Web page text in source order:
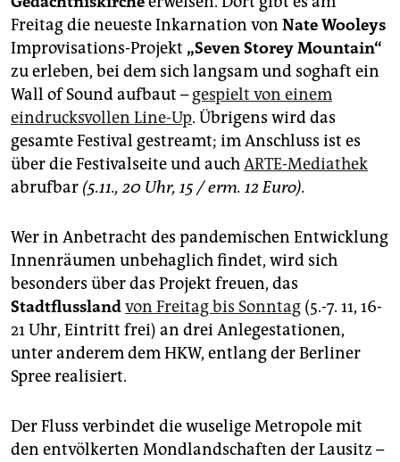
Freitag die neueste Inkarnation von Nate Wooleys
Improvisations-Projekt „Seven Storey Mountain“
zu erleben, bei dem sich langsam und soghaft ein
Wall of Sound aufbaut –gespielt von einem
eindrucksvollen Line-Up. Übrigens wird das
gesamte Festival gestreamt; im Anschluss ist es
über die Festivalseite und auchARTE-Mediathek
abrufbar (5.11., 20 Uhr, 15 / erm. 12 Euro).
Wer in Anbetracht des pandemischen Entwicklung
Innenräumen unbehaglich findet, wird sich
besonders über das Projekt freuen, das
Stadtflusslandvon Freitag bis Sonntag (5.-7. 11, 16-
21 Uhr, Eintritt frei) an drei Anlegestationen,
unter anderem dem HKW, entlang der Berliner
Spree realisiert.
Der Fluss verbindet die wuselige Metropole mit
den entvölkerten Mondlandschaften der Lausitz –